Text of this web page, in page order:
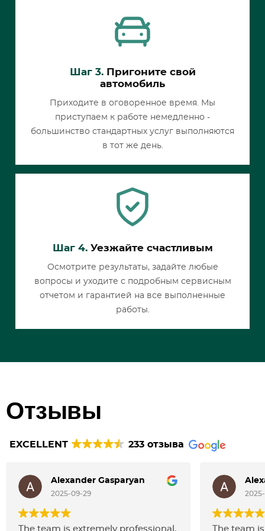
Шаг 3.Пригоните свой
автомобиль
Приходите в оговоренное время. Мы
приступаем к работе немедленно -
большинство стандартных услуг выполняются
в тот же день.
Шаг 4.Уезжайте счастливым
Осмотрите результаты, задайте любые
вопросы и уходите с подробным сервисным
отчетом и гарантией на все выполненные
работы.
Отзывы
EXCELLENT 233 отзыва
Alexander Gasparyan
2025-09-29
The team is extremely professional,
The team